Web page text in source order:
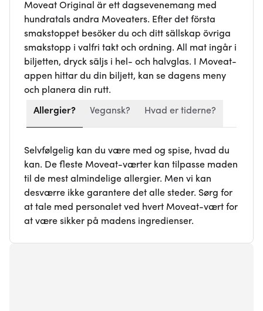
Moveat Original är ett dagsevenemang med
hundratals andra Moveaters. Efter det första
smakstoppet besöker du och ditt sällskap övriga
smakstopp i valfri takt och ordning. All mat ingår i
biljetten, dryck säljs i hel- och halvglas. I Moveat-
appen hittar du din biljett, kan se dagens meny
och planera din rutt.
Allergier? Vegansk? Hvad er tiderne?
Selvfølgelig kan du være med og spise, hvad du
kan. De fleste Moveat-værter kan tilpasse maden
til de mest almindelige allergier. Men vi kan
desværre ikke garantere det alle steder. Sørg for
at tale med personalet ved hvert Moveat-vært for
at være sikker på madens ingredienser.